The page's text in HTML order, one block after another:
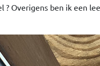
? Overigens ben ik een